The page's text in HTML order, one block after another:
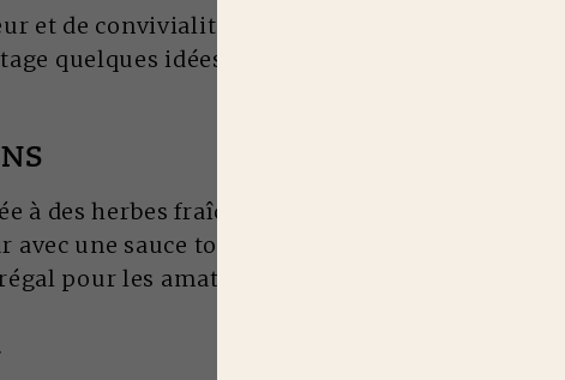
et de convivialité à des plats traditionnels et
quelques idées de recettes à (re)découvrir :
à des herbes fraîches, de la ricotta et du
une sauce tomate maison. Ce classique de la
pour les amateurs de cuisine italienne.
.